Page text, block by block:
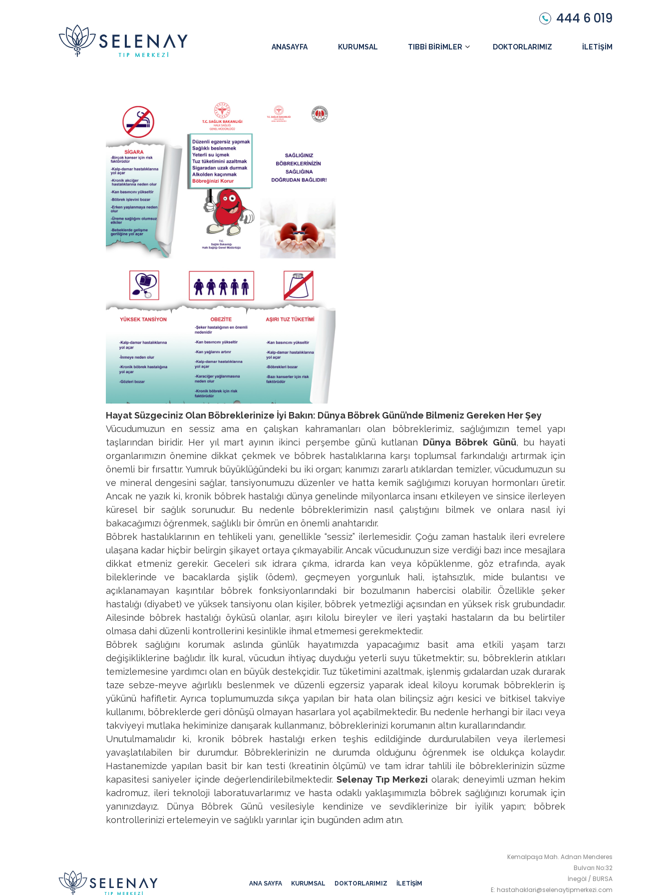
444 6 019
ANASAYFA KURUMSAL TIBBI BIRIMLER DOKTORLARIMIZ İLETIŞIM
Hayat Süzgeciniz Olan Böbreklerinize İyi Bakın: Dünya Böbrek Günü’nde Bilmeniz Gereken Her Şey
Vücudumuzun en sessiz ama en çalışkan kahramanları olan böbreklerimiz, sağlığımızın temel yapı
taşlarından biridir. Her yıl mart ayının ikinci perşembe günü kutlanan Dünya Böbrek Günü, bu hayati
organlarımızın önemine dikkat çekmek ve böbrek hastalıklarına karşı toplumsal farkındalığı artırmak için
önemli bir fırsattır. Yumruk büyüklüğündeki bu iki organ; kanımızı zararlı atıklardan temizler, vücudumuzun su
ve mineral dengesini sağlar, tansiyonumuzu düzenler ve hatta kemik sağlığımızı koruyan hormonları üretir.
Ancak ne yazık ki, kronik böbrek hastalığı dünya genelinde milyonlarca insanı etkileyen ve sinsice ilerleyen
küresel bir sağlık sorunudur. Bu nedenle böbreklerimizin nasıl çalıştığını bilmek ve onlara nasıl iyi
bakacağımızı öğrenmek, sağlıklı bir ömrün en önemli anahtarıdır.
Böbrek hastalıklarının en tehlikeli yanı, genellikle “sessiz” ilerlemesidir. Çoğu zaman hastalık ileri evrelere
ulaşana kadar hiçbir belirgin şikayet ortaya çıkmayabilir. Ancak vücudunuzun size verdiği bazı ince mesajlara
dikkat etmeniz gerekir. Geceleri sık idrara çıkma, idrarda kan veya köpüklenme, göz etrafında, ayak
bileklerinde ve bacaklarda şişlik (ödem), geçmeyen yorgunluk hali, iştahsızlık, mide bulantısı ve
açıklanamayan kaşıntılar böbrek fonksiyonlarındaki bir bozulmanın habercisi olabilir. Özellikle şeker
hastalığı (diyabet) ve yüksek tansiyonu olan kişiler, böbrek yetmezliği açısından en yüksek risk grubundadır.
Ailesinde böbrek hastalığı öyküsü olanlar, aşırı kilolu bireyler ve ileri yaştaki hastaların da bu belirtiler
olmasa dahi düzenli kontrollerini kesinlikle ihmal etmemesi gerekmektedir.
Böbrek sağlığını korumak aslında günlük hayatımızda yapacağımız basit ama etkili yaşam tarzı
değişikliklerine bağlıdır. İlk kural, vücudun ihtiyaç duyduğu yeterli suyu tüketmektir; su, böbreklerin atıkları
temizlemesine yardımcı olan en büyük destekçidir. Tuz tüketimini azaltmak, işlenmiş gıdalardan uzak durarak
taze sebze-meyve ağırlıklı beslenmek ve düzenli egzersiz yaparak ideal kiloyu korumak böbreklerin iş
yükünü hafifletir. Ayrıca toplumumuzda sıkça yapılan bir hata olan bilinçsiz ağrı kesici ve bitkisel takviye
kullanımı, böbreklerde geri dönüşü olmayan hasarlara yol açabilmektedir. Bu nedenle herhangi bir ilacı veya
takviyeyi mutlaka hekiminize danışarak kullanmanız, böbreklerinizi korumanın altın kurallarındandır.
Unutulmamalıdır ki, kronik böbrek hastalığı erken teşhis edildiğinde durdurulabilen veya ilerlemesi
yavaşlatılabilen bir durumdur. Böbreklerinizin ne durumda olduğunu öğrenmek ise oldukça kolaydır.
Hastanemizde yapılan basit bir kan testi (kreatinin ölçümü) ve tam idrar tahlili ile böbreklerinizin süzme
kapasitesi saniyeler içinde değerlendirilebilmektedir. Selenay Tıp Merkezi olarak; deneyimli uzman hekim
kadromuz, ileri teknoloji laboratuvarlarımız ve hasta odaklı yaklaşımımızla böbrek sağlığınızı korumak için
yanınızdayız. Dünya Böbrek Günü vesilesiyle kendinize ve sevdiklerinize bir iyilik yapın; böbrek
kontrollerinizi ertelemeyin ve sağlıklı yarınlar için bugünden adım atın.
ANA SAYFA KURUMSAL DOKTORLARIMIZ İLETIŞIM
Kemalpaşa Mah. Adnan Menderes
Bulvarı No:32
İnegöl / BURSA
E: hastahaklari@selenaytipmerkezi.com